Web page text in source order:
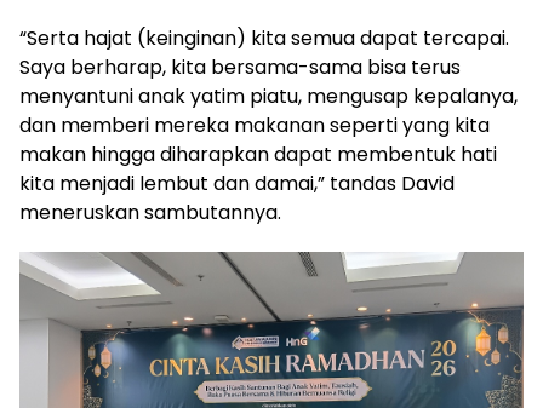
“Serta hajat (keinginan) kita semua dapat tercapai.
Saya berharap, kita bersama-sama bisa terus
menyantuni anak yatim piatu, mengusap kepalanya,
dan memberi mereka makanan seperti yang kita
makan hingga diharapkan dapat membentuk hati
kita menjadi lembut dan damai,” tandas David
meneruskan sambutannya.